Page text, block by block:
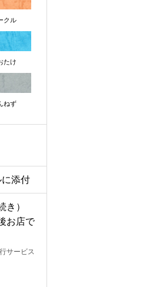
クル
たけ
ねず
に添付
）
お店で
サービス